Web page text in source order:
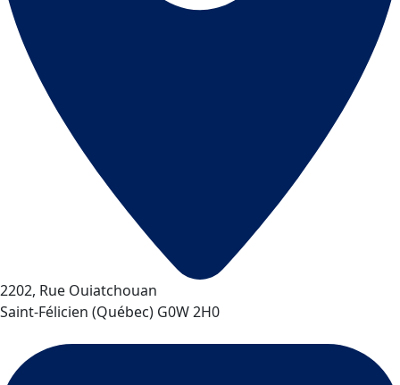
2202, Rue Ouiatchouan
Saint-Félicien (Québec) G0W 2H0